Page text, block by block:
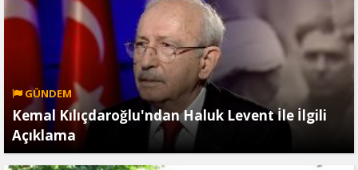
GÜNDEM
Kemal Kılıçdaroğlu'ndan Haluk Levent İle İlgili
Açıklama